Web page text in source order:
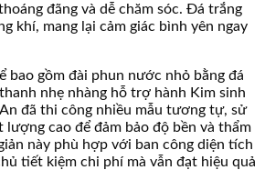
đãng và dễ chăm sóc. Đá trắng
khí, mang lại cảm giác bình yên ngay
bao gồm đài phun nước nhỏ bằng đá
nhẹ nhàng hỗ trợ hành Kim sinh
đã thi công nhiều mẫu tương tự, sử
cao để đảm bảo độ bền và thẩm
này phù hợp với ban công diện tích
tiết kiệm chi phí mà vẫn đạt hiệu quả